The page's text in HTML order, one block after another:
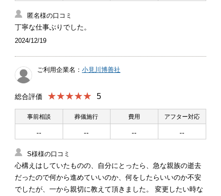
匿名様の口コミ
丁寧な仕事ぶりでした。
2024/12/19
ご利用企業名： 小見川博善社
総合評価 ★★★★★ 5
事前相談
--
葬儀施行
--
費用
--
アフター対応
--
S様様の口コミ
心構えはしていたものの、自分にとったら、急な親族の逝去
だったので何から進めていいのか、何をしたらいいのか不安
でしたが、一から親切に教えて頂きました。 変更したい時な